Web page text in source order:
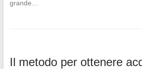
grande…
Il metodo per ottenere